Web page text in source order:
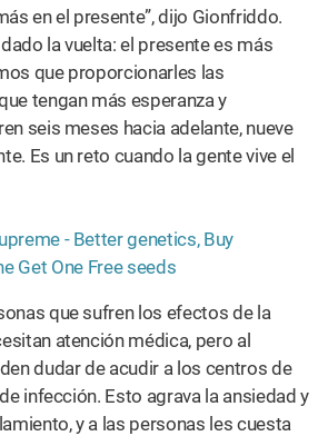
en el presente”, dijo Gionfriddo.
la vuelta: el presente es más
que proporcionarles las
tengan más esperanza y
seis meses hacia adelante, nueve
Es un reto cuando la gente vive el
que sufren los efectos de la
atención médica, pero al
dudar de acudir a los centros de
infección. Esto agrava la ansiedad y
y a las personas les cuesta